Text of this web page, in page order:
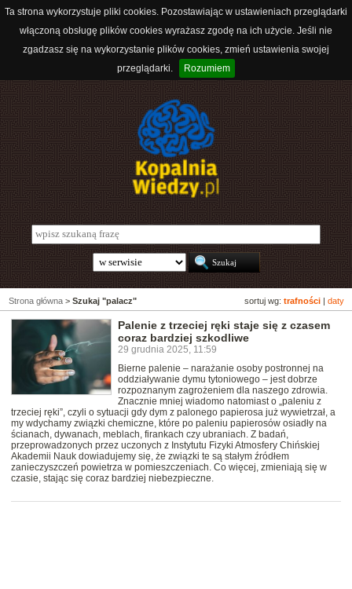
Ta strona wykorzystuje pliki cookies. Pozostawiając w ustawieniach przeglądarki
włączoną obsługę plików cookies wyrażasz zgodę na ich użycie. Jeśli nie
zgadzasz się na wykorzystanie plików cookies, zmień ustawienia swojej
przeglądarki.
Rozumiem
sortuj wg: trafności daty
Strona główna > Szukaj "palacz"
Palenie z trzeciej ręki staje się z czasem
coraz bardziej szkodliwe
29 grudnia 2025, 11:59
Bierne palenie – narażanie osoby postronnej na
oddziaływanie dymu tytoniowego – jest dobrze
rozpoznanym zagrożeniem dla naszego zdrowia.
Znacznie mniej wiadomo natomiast o „paleniu z
trzeciej ręki”, czyli o sytuacji gdy dym z palonego papierosa już wywietrzał, a
my wdychamy związki chemiczne, które po paleniu papierosów osiadły na
ścianach, dywanach, meblach, firankach czy ubraniach. Z badań,
przeprowadzonych przez uczonych z Instytutu Fizyki Atmosfery Chińskiej
Akademii Nauk dowiadujemy się, że związki te są stałym źródłem
zanieczyszczeń powietrza w pomieszczeniach. Co więcej, zmieniają się w
czasie, stając się coraz bardziej niebezpieczne.